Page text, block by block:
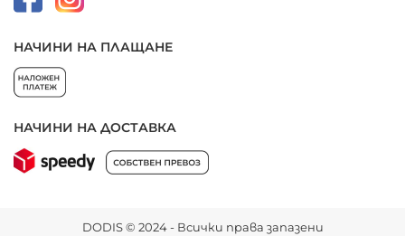
НАЧИНИ НА ПЛАЩАНЕ
НАЧИНИ НА ДОСТАВКА
DODIS © 2024 - Всички права запазени